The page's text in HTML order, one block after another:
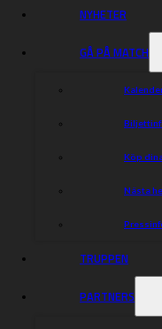
NYHETER
GÅ PÅ MATCH
Köp
Nästa
TRUPPEN
PARTNERS